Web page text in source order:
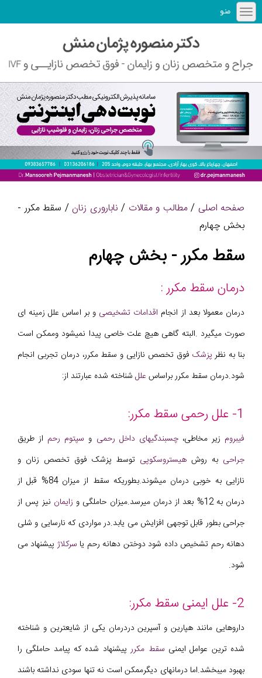
منو
صفحه اصلی /مطالب و مقالات / ناباروری زنان / سقط مکرر -
بخش چهارم
سقط مکرر - بخش چهارم
درمان سقط مکرر :
درمان معمولا بعد از انجام اقدامات تشخیصی و بر اساس علل زمینه ای
صورت میگیرد .البته گاهی هیچ علت خاصی پیدا نمیشود وممکن است
بنا به نظر پزشک فوق تخصص نازایی و سقط مکرر، درمان تجربی انجام
شود.درمان سقط مکرر براساس علل شناخته شده عبارتند از:
1- علل رحمی سقط مکرر:
فیبروم زیر مخاطی،چسبندگیهای داخل رحمی و سپتوم رحم از طریق
جراحی به روش هیستروسکوپی توسط پزشک فوق تخصص زنان و
نازایی به خوبی درمان میشوند.بطوریکه سقط از میزان 84% قبل از
درمان به 12% بعد از درمان میرسد.میزان حاملگی و
زایمان نیز پس از
جراحی بطور قابل توجهی افزایش می یابد.در مواردی که نارسایی و شلی
دهانه رحم تشخیص داده شود دوختن دهانه رحم یا سرکلاژ پیشنهاد می
شود.
2- علل ایمنی سقط مکرر:
داروهایی مانند هپارین و آسپرین دردرمان یکی از شایعترین و شناخته
شده ترین عوامل ایمنی سقط مکررپیشنهاد شده که پیامد حاملگی را
بهبود میبخشد.اما درمانهای دیگرممکن است نه تنها سودی نداشته باشند